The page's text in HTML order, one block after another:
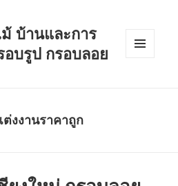
บ้านและการ
บรูป กรอบลอย
งงานราคาถูก